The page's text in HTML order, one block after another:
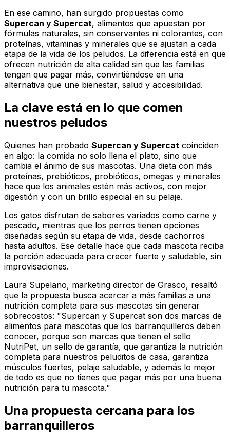
En ese camino, han surgido propuestas como
Supercan y Supercat, alimentos que apuestan por
fórmulas naturales, sin conservantes ni colorantes, con
proteínas, vitaminas y minerales que se ajustan a cada
etapa de la vida de los peludos. La diferencia está en que
ofrecen nutrición de alta calidad sin que las familias
tengan que pagar más, convirtiéndose en una
alternativa que une bienestar, salud y accesibilidad.
La clave está en lo que comen
nuestros peludos
Quienes han probado Supercan y Supercat coinciden
en algo: la comida no solo llena el plato, sino que
cambia el ánimo de sus mascotas. Una dieta con más
proteínas, prebióticos, probióticos, omegas y minerales
hace que los animales estén más activos, con mejor
digestión y con un brillo especial en su pelaje.
Los gatos disfrutan de sabores variados como carne y
pescado, mientras que los perros tienen opciones
diseñadas según su etapa de vida, desde cachorros
hasta adultos. Ese detalle hace que cada mascota reciba
la porción adecuada para crecer fuerte y saludable, sin
improvisaciones.
Laura Supelano, marketing director de Grasco, resaltó
que la propuesta busca acercar a más familias a una
nutrición completa para sus mascotas sin generar
sobrecostos: "Supercan y Supercat son dos marcas de
alimentos para mascotas que los barranquilleros deben
conocer, porque son marcas que tienen el sello
NutriPet, un sello de garantía, que garantiza la nutrición
completa para nuestros peluditos de casa, garantiza
músculos fuertes, pelaje saludable, y además lo mejor
de todo es que no tienes que pagar más por una buena
nutrición para tu mascota."
Una propuesta cercana para los
barranquilleros